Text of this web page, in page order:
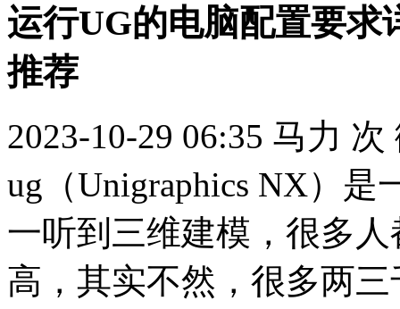
运行UG的电脑配置要求
推荐
2023-10-29 06:35 马力 次
ug（Unigraphics NX）
一听到三维建模，很多
高，其实不然，很多两